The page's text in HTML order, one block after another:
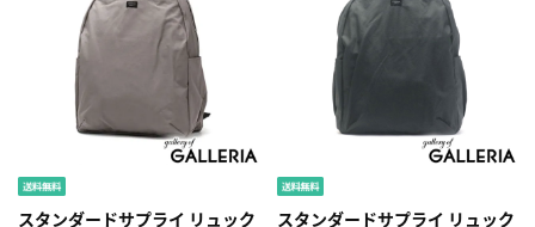
スタンダードサプライ リュック
スタンダードサプライ リュック